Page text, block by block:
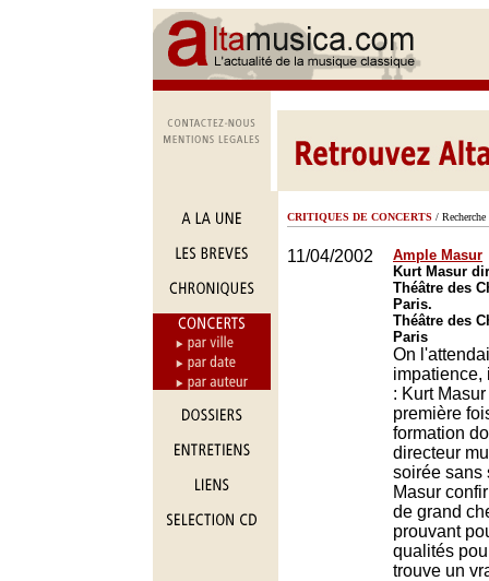
CRITIQUES DE CONCERTS / Recherche
11/04/2002
Ample Masur
Kurt Masur
Théâtre des
Paris.
Théâtre des
Paris
On
impatience,
: Kurt
première
formation
directeur
soirée sans
Masur
de grand
prouvant
qualités
trouve un